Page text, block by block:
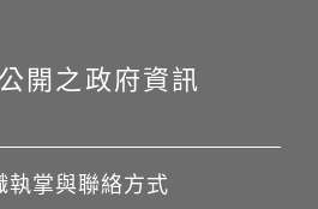
開之政府資訊
執掌與聯絡方式